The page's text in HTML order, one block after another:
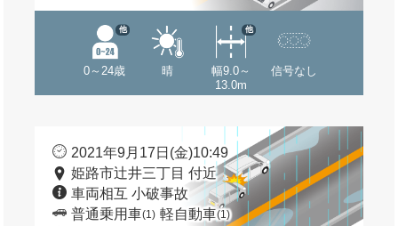
0～24歳
他
晴
幅9.0～
13.0m
他
信号なし
2021年9月17日(金)10:49
姫路市辻井三丁目 付近
車両相互 小破事故
普通乗用車(1) 軽自動車(1)